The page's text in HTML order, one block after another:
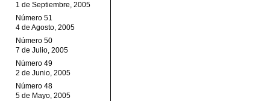
1 de Septiembre, 2005
Número 51
4 de Agosto, 2005
Número 50
7 de Julio, 2005
Número 49
2 de Junio, 2005
Número 48
5 de Mayo, 2005